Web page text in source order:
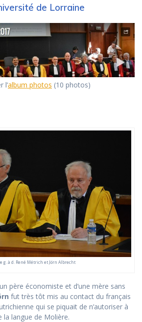
de Lorraine
l’album photos (10 photos)
g. à d. René Métrich et Jörn Albrecht
père économiste et d’une mère sans
fut très tôt mis au contact du français
qui se piquait de n’autoriser à
la langue de Molière.